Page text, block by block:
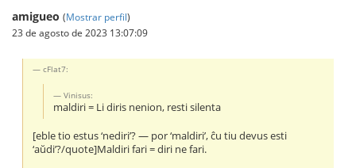
amigueo (Mostrar perfil)
23 de agosto de 2023 13:07:09
cFlat7:
Vinisus:
maldiri = Li diris nenion, resti silenta
[eble tio estus ‘nediri’? — por ‘maldiri’, ĉu tiu devus esti
‘aŭdi’?/quote]Maldiri fari = diri ne fari.